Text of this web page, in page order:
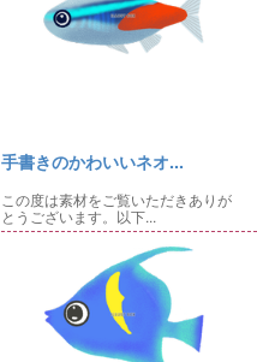
手書きのかわいいネオ...
この度は素材をご覧いただきありが
とうございます。以下...